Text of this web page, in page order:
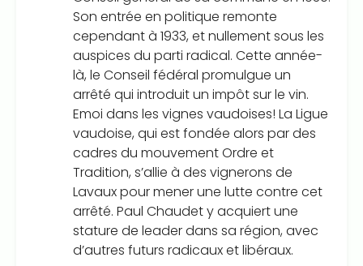
Son entrée en politique remonte
cependant à 1933, et nullement sous les
auspices du parti radical. Cette année-
là, le Conseil fédéral promulgue un
arrêté qui introduit un impôt sur le vin.
Emoi dans les vignes vaudoises! La Ligue
vaudoise, qui est fondée alors par des
cadres du mouvement Ordre et
Tradition, s’allie à des vignerons de
Lavaux pour mener une lutte contre cet
arrêté. Paul Chaudet y acquiert une
stature de leader dans sa région, avec
d’autres futurs radicaux et libéraux.